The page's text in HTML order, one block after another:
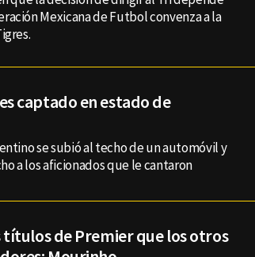
Mexicana de Futbol convenza a la
captado en estado de
se subió al techo de un automóvil y
a los aficionados que le cantaron
títulos de Premier que los otros